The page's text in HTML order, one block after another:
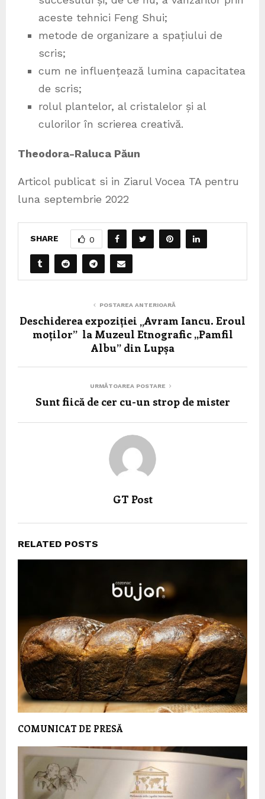
aceste tehnici Feng Shui;
metode de organizare a spațiului de
scris;
cum ne influențează lumina capacitatea
de scris;
rolul plantelor, al cristalelor și al
culorilor în scrierea creativă.
Theodora-Raluca Păun
Articol publicat si in Ziarul Vocea TA pentru
luna septembrie 2022
SHARE 0
POSTAREA ANTERIOARĂ
Deschiderea expoziției „Avram Iancu. Eroul
moților” la Muzeul Etnografic ,,Pamfil
Albu’’ din Lupșa
URMĂTOAREA POSTARE
Sunt fiică de cer cu-un strop de mister
GT Post
RELATED POSTS
COMUNICAT DE PRESĂ